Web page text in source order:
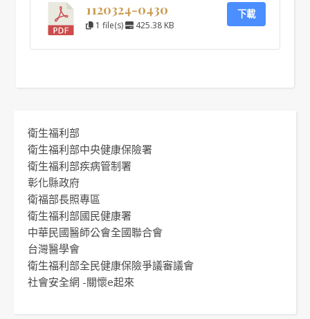
1120324-0430
1 file(s) 425.38 KB
下載
衛生福利部
衛生福利部中央健康保險署
衛生福利部疾病管制署
彰化縣政府
衛福部長照專區
衛生福利部國民健康署
中華民國醫師公會全國聯合會
台灣醫學會
衛生福利部全民健康保險爭議審議會
社會安全網 -關懷e起來